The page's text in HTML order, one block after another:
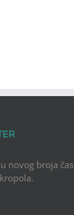
novog broja